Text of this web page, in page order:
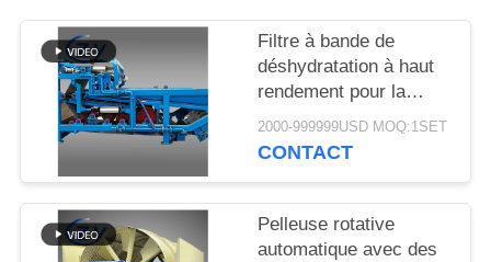
PLAN
DU
SITE
POLICY
Filtre à bande de
déshydratation à haut
rendement pour la
déshydratation stable
des boues dans les
l'amidon de manioc
2000-999999USD MOQ:1SET
CONTACT
Pelleuse rotative
automatique avec des